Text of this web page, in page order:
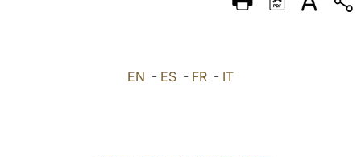
DEUTSCH
EN - ES - FR - IT